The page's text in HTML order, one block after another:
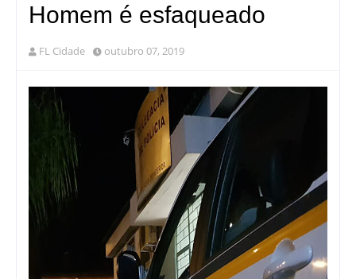
Homem é esfaqueado
FL Cidade outubro 07, 2019